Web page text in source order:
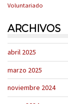
Voluntariado
ARCHIVOS
abril 2025
marzo 2025
noviembre 2024